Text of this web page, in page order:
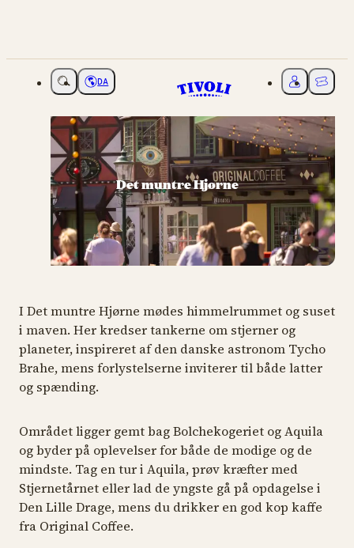
Vælg sprog
DA Mit Tivoli
Det muntre Hjørne
I Det muntre Hjørne mødes himmelrummet og suset
i maven. Her kredser tankerne om stjerner og
planeter, inspireret af den danske astronom Tycho
Brahe, mens forlystelserne inviterer til både latter
og spænding.
Området ligger gemt bag Bolchekogeriet og Aquila
og byder på oplevelser for både de modige og de
mindste. Tag en tur i Aquila, prøv kræfter med
Stjernetårnet eller lad de yngste gå på opdagelse i
Den Lille Drage, mens du drikker en god kop kaffe
fra Original Coffee.